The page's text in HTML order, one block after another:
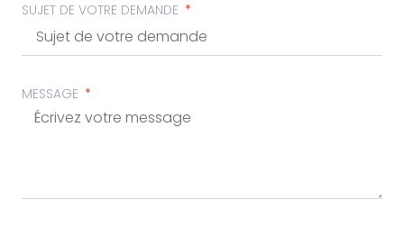
SUJET DE VOTRE DEMANDE
MESSAGE